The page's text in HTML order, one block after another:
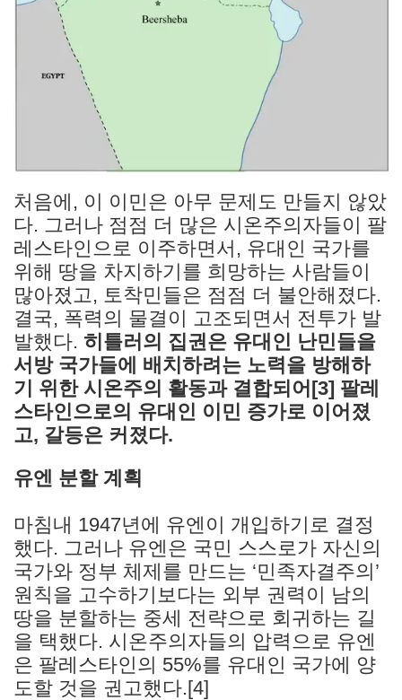
처음에, 이 이민은 아무 문제도 만들지 않았
다. 그러나 점점 더 많은 시온주의자들이 팔
레스타인으로 이주하면서, 유대인 국가를
위해 땅을 차지하기를 희망하는 사람들이
많아졌고, 토착민들은 점점 더 불안해졌다.
결국, 폭력의 물결이 고조되면서 전투가 발
발했다. 히틀러의 집권은 유대인 난민들을
서방 국가들에 배치하려는 노력을 방해하
기 위한 시온주의 활동과 결합되어[3] 팔레
스타인으로의 유대인 이민 증가로 이어졌
고, 갈등은 커졌다.
유엔 분할 계획
마침내 1947년에 유엔이 개입하기로 결정
했다. 그러나 유엔은 국민 스스로가 자신의
국가와 정부 체제를 만드는 ‘민족자결주의’
원칙을 고수하기보다는 외부 권력이 남의
땅을 분할하는 중세 전략으로 회귀하는 길
을 택했다. 시온주의자들의 압력으로 유엔
은 팔레스타인의 55%를 유대인 국가에 양
도할 것을 권고했다.[4]